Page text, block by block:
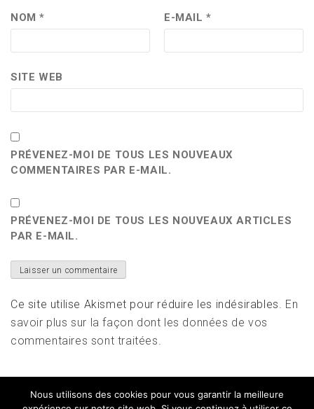
NOM* E-MAIL*
SITE WEB
PRÉVENEZ-MOI DE TOUS LES NOUVEAUX
COMMENTAIRES PAR E-MAIL.
PRÉVENEZ-MOI DE TOUS LES NOUVEAUX ARTICLES
PAR E-MAIL.
Ce site utilise Akismet pour réduire les indésirables. En
savoir plus sur la façon dont les données de vos
commentaires sont traitées.
Nous utilisons des cookies pour vous garantir la meilleure